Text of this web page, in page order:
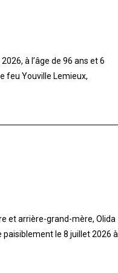
à l’âge de 96 ans et 6
feu Youville Lemieux,
et arrière-grand-mère, Olida
paisiblement le 8 juillet 2026 à